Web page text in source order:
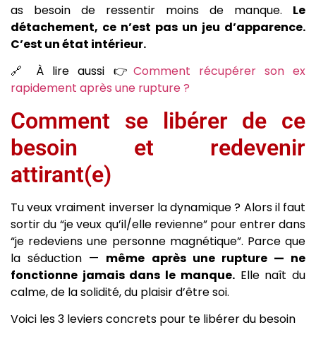
as besoin de ressentir moins de manque. Le
détachement, ce n’est pas un jeu d’apparence.
C’est un état intérieur.
🔗 À lire aussi 👉 Comment récupérer son ex
rapidement après une rupture ?
Comment se libérer de ce
besoin et redevenir
attirant(e)
Tu veux vraiment inverser la dynamique ? Alors il faut
sortir du “je veux qu’il/elle revienne” pour entrer dans
“je redeviens une personne magnétique”. Parce que
la séduction — même après une rupture — ne
fonctionne jamais dans le manque.Elle naît du
calme, de la solidité, du plaisir d’être soi.
Voici les 3 leviers concrets pour te libérer du besoin